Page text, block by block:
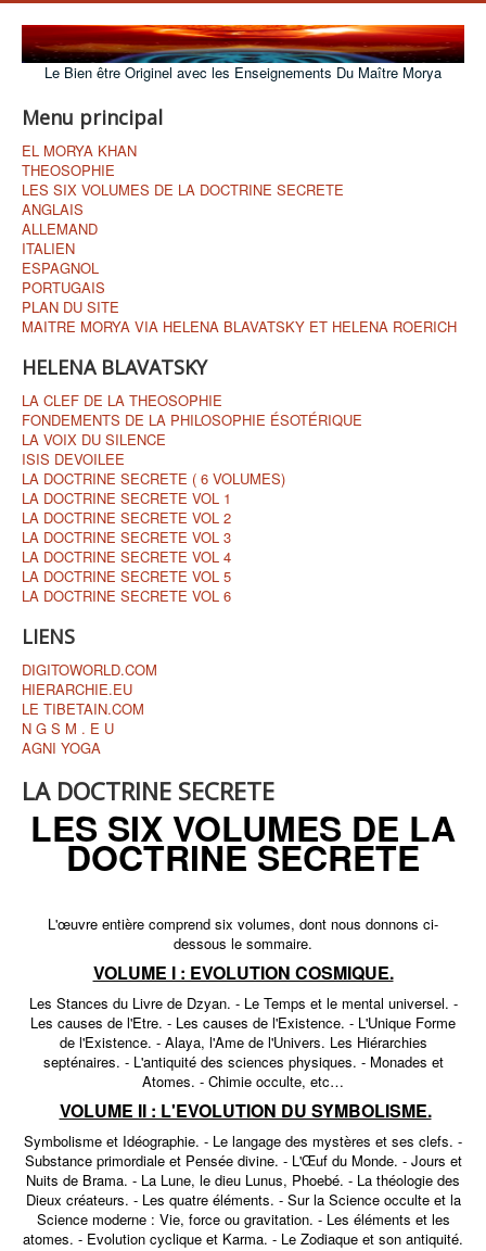
Le Bien être Originel avec les Enseignements Du Maître Morya
Menu principal
EL MORYA KHAN
THEOSOPHIE
LES SIX VOLUMES DE LA DOCTRINE SECRETE
ANGLAIS
ALLEMAND
ITALIEN
ESPAGNOL
PORTUGAIS
PLAN DU SITE
MAITRE MORYA VIA HELENA BLAVATSKY ET HELENA ROERICH
HELENA BLAVATSKY
LA CLEF DE LA THEOSOPHIE
FONDEMENTS DE LA PHILOSOPHIE ÉSOTÉRIQUE
LA VOIX DU SILENCE
ISIS DEVOILEE
LA DOCTRINE SECRETE ( 6 VOLUMES)
LA DOCTRINE SECRETE VOL 1
LA DOCTRINE SECRETE VOL 2
LA DOCTRINE SECRETE VOL 3
LA DOCTRINE SECRETE VOL 4
LA DOCTRINE SECRETE VOL 5
LA DOCTRINE SECRETE VOL 6
LIENS
DIGITOWORLD.COM
HIERARCHIE.EU
LE TIBETAIN.COM
N G S M . E U
AGNI YOGA
LA DOCTRINE SECRETE
LES SIX VOLUMES DE LA
DOCTRINE SECRETE
L'œuvre entière comprend six volumes, dont nous donnons ci-
dessous le sommaire.
VOLUME I : EVOLUTION COSMIQUE.
Les Stances du Livre de Dzyan. - Le Temps et le mental universel. -
Les causes de l'Etre. - Les causes de l'Existence. - L'Unique Forme
de l'Existence. - Alaya, l'Ame de l'Univers. Les Hiérarchies
septénaires. - L'antiquité des sciences physiques. - Monades et
Atomes. - Chimie occulte, etc…
VOLUME II : L'EVOLUTION DU SYMBOLISME.
Symbolisme et Idéographie. - Le langage des mystères et ses clefs. -
Substance primordiale et Pensée divine. - L'Œuf du Monde. - Jours et
Nuits de Brama. - La Lune, le dieu Lunus, Phoebé. - La théologie des
Dieux créateurs. - Les quatre éléments. - Sur la Science occulte et la
Science moderne : Vie, force ou gravitation. - Les éléments et les
atomes. - Evolution cyclique et Karma. - Le Zodiaque et son antiquité.